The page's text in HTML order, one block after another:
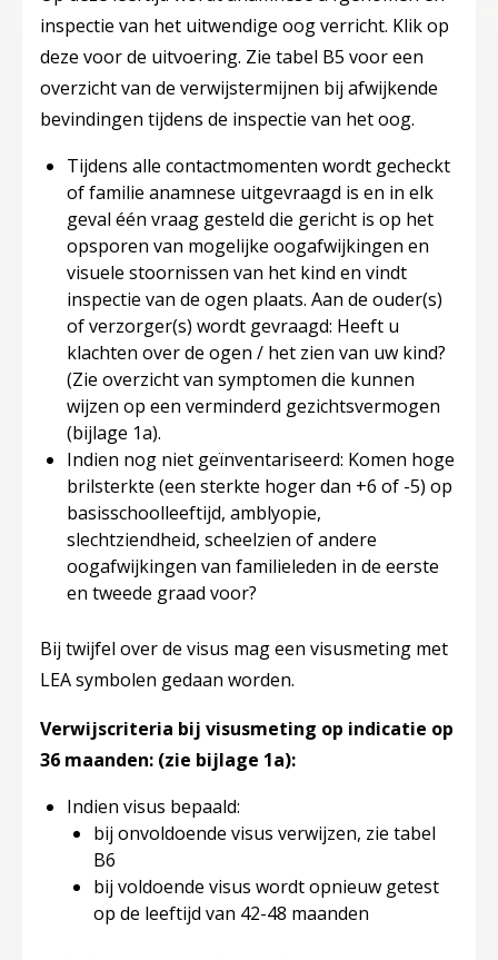
inspectie ​van het uitwendige oog verricht. Klik op
deze voor de uitvoering. Zie tabel B5 voor een
overzicht van de verwijstermijnen bij afwijkende
bevindingen tijdens de inspectie van het oog.
Tijdens alle contactmomenten wordt gecheckt
of familie anamnese uitgevraagd is en in elk
geval één vraag gesteld die gericht is op het
opsporen van mogelijke oogafwijkingen en
visuele stoornissen van het kind en vindt
inspectie van de ogen plaats. Aan de ouder(s)
of verzorger(s) wordt gevraagd: Heeft u
klachten over de ogen / het zien van uw kind?
(Zie overzicht van symptomen die kunnen
wijzen op een verminderd gezichtsvermogen
(bijlage 1a).
Indien nog niet geïnventariseerd: Komen hoge
brilsterkte (een sterkte hoger dan +6 of -5) op
basisschoolleeftijd, amblyopie,
slechtziendheid, scheelzien of andere
oogafwijkingen van familieleden in de eerste
en tweede graad voor?
Bij twijfel over de visus mag een visusmeting met
LEA symbolen gedaan worden.
Verwijscriteria bij visusmeting op indicatie op
36 maanden: (zie bijlage 1a):
Indien visus bepaald:
bij onvoldoende visus verwijzen, zie tabel
B6
bij voldoende visus wordt opnieuw getest
op de leeftijd van 42-48 maanden